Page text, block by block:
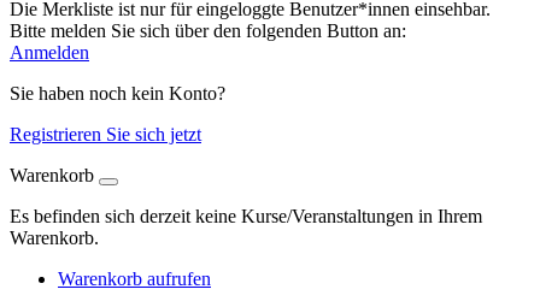
Die Merkliste ist nur für eingeloggte Benutzer*innen einsehbar.
Bitte melden Sie sich über den folgenden Button an:
Anmelden
Sie haben noch kein Konto?
Registrieren Sie sich jetzt
Warenkorb
Es befinden sich derzeit keine Kurse/Veranstaltungen in Ihrem
Warenkorb.
Warenkorb aufrufen